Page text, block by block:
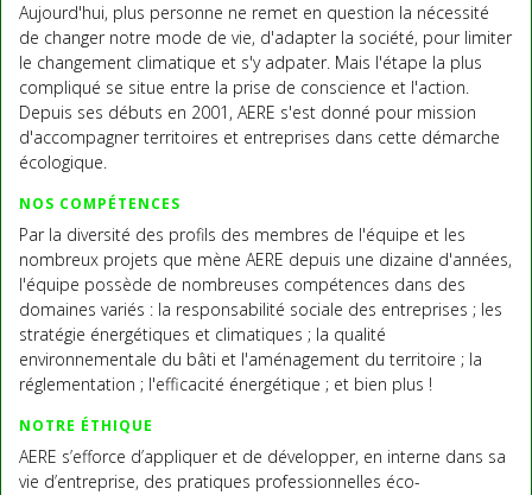
Aujourd'hui, plus personne ne remet en question la nécessité
de changer notre mode de vie, d'adapter la société, pour limiter
le changement climatique et s'y adpater. Mais l'étape la plus
compliqué se situe entre la prise de conscience et l'action.
Depuis ses débuts en 2001, AERE s'est donné pour mission
d'accompagner territoires et entreprises dans cette démarche
écologique.
NOS COMPÉTENCES
Par la diversité des profils des membres de l'équipe et les
nombreux projets que mène AERE depuis une dizaine d'années,
l'équipe possède de nombreuses compétences dans des
domaines variés : la responsabilité sociale des entreprises ; les
stratégie énergétiques et climatiques ; la qualité
environnementale du bâti et l'aménagement du territoire ; la
réglementation ; l'efficacité énergétique ; et bien plus !
NOTRE ÉTHIQUE
AERE s’efforce d’appliquer et de développer, en interne dans sa
vie d’entreprise, des pratiques professionnelles éco-